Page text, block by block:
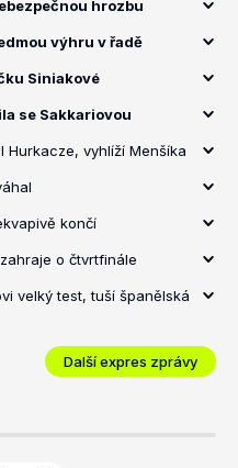
hrozbu
výhru v řadě
Siniakové
se Sakkariovou
Hurkacze, vyhlíží Menšíka
končí
o čtvrtfinále
velký test, tuší španělská
Další expres zprávy